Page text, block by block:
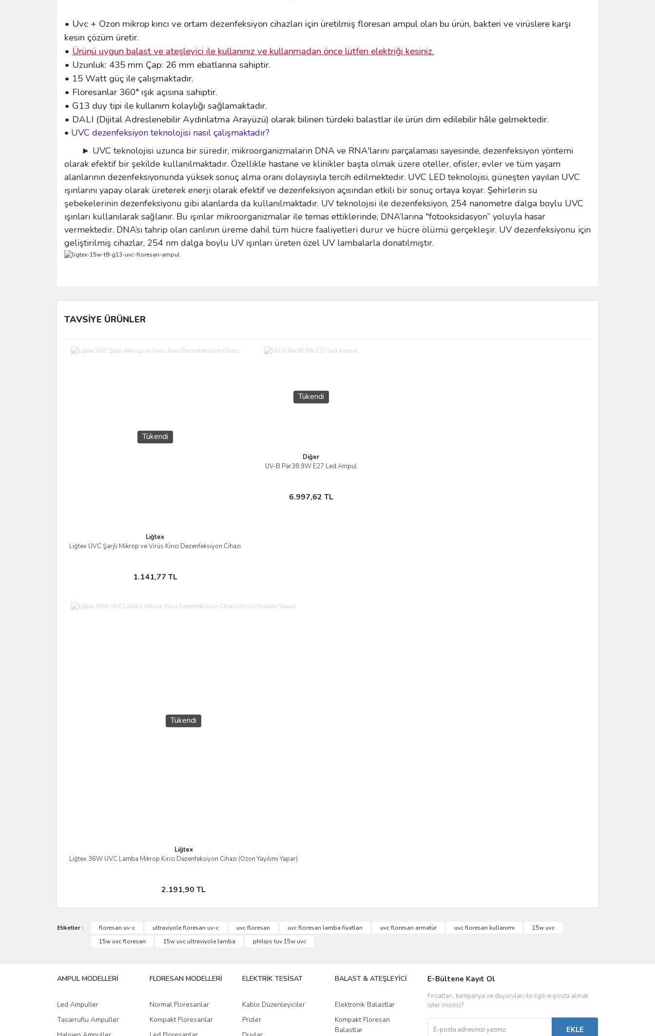
• Uvc + Ozon mikrop kırıcı ve ortam dezenfeksiyon cihazları için üretilmiş floresan ampul olan bu ürün, bakteri ve virüslere karşı
kesin çözüm üretir.
• Ürünü uygun balast ve ateşleyici ile kullanınız ve kullanmadan önce lütfen elektriği kesiniz.
• Uzunluk: 435 mm Çap: 26 mm ebatlarına sahiptir.
• 15 Watt güç ile çalışmaktadır.
• Floresanlar 360° ışık açısına sahiptir.
• G13 duy tipi ile kullanım kolaylığı sağlamaktadır.
• DALI (Dijital Adreslenebilir Aydınlatma Arayüzü) olarak bilinen türdeki balastlar ile ürün dim edilebilir hâle gelmektedir.
• UVC dezenfeksiyon teknolojisi nasıl çalışmaktadır?
► UVC teknolojisi uzunca bir süredir, mikroorganizmaların DNA ve RNA'larını parçalaması sayesinde, dezenfeksiyon yöntemi
olarak efektif bir şekilde kullanılmaktadır. Özellikle hastane ve klinikler başta olmak üzere oteller, ofisler, evler ve tüm yaşam
alanlarının dezenfeksiyonunda yüksek sonuç alma oranı dolayısıyla tercih edilmektedir. UVC LED teknolojisi, güneşten yayılan UVC
ışınlarını yapay olarak üreterek enerji olarak efektif ve dezenfeksiyon açısından etkili bir sonuç ortaya koyar. Şehirlerin su
şebekelerinin dezenfeksiyonu gibi alanlarda da kullanılmaktadır. UV teknolojisi ile dezenfeksiyon, 254 nanometre dalga boylu UVC
ışınları kullanılarak sağlanır. Bu ışınlar mikroorganizmalar ile temas ettiklerinde, DNA’larına "fotooksidasyon” yoluyla hasar
vermektedir. DNA’sı tahrip olan canlının üreme dahil tüm hücre faaliyetleri durur ve hücre ölümü gerçekleşir. UV dezenfeksiyonu için
geliştirilmiş cihazlar, 254 nm dalga boylu UV ışınları üreten özel UV lambalarla donatılmıştır.
TAVSİYE ÜRÜNLER
Tükendi
Liğtex
Liğtex UVC Şarjlı Mikrop ve Virüs Kırıcı Dezenfeksiyon Cihazı
1.141,77 TL
İncele
Stokta Yok
Tükendi
Diğer
UV-B Par38 9W E27 Led Ampul
6.997,62 TL
İncele
Stokta Yok
Tükendi
Liğtex
Liğtex 36W UVC Lamba Mikrop Kırıcı Dezenfeksiyon Cihazı (Ozon Yayılımı Yapar)
2.191,90 TL
İncele
Stokta Yok
Etiketler : floresan uv-c ultraviyole floresan uv-c uvc floresan uvc floresan lamba fiyatları uvc floresan armatür uvc floresan kullanımı
15w uvc
15w uvc floresan
15w uvc ultraviyole lamba philips tuv 15w uvc
AMPUL MODELLERİ
Led Ampuller
Tasarruflu Ampuller
FLORESAN MODELLERİ
Normal Floresanlar
Kompakt Floresanlar
ELEKTRİK TESİSAT
Kablo Düzenleyiciler
Prizler
BALAST & ATEŞLEYİCİ
Elektronik Balastlar
Kompakt Floresan
Balastlar
DRIVER & TRAFO
Led Driverlar
Kontaktörler
E-Bültene Kayıt Ol
Fırsatları, kampanya ve duyuruları ile ilgili e-posta almak
ister misiniz?
EKLE